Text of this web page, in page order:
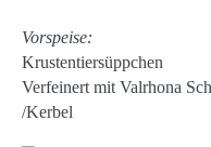
Vorspeise:
Krustentiersüppchen
Verfeinert mit Valrhona
/Kerbel